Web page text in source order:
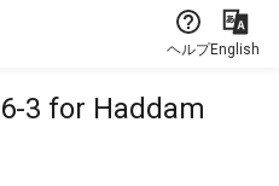
ヘルプEnglish
3 for Haddam